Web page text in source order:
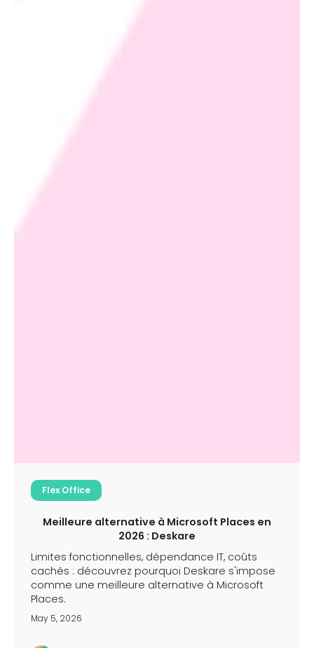
Flex Office
Meilleure alternative à Microsoft Places en
2026 : Deskare
Limites fonctionnelles, dépendance IT, coûts
cachés : découvrez pourquoi Deskare s'impose
comme une meilleure alternative à Microsoft
Places.
May 5, 2026